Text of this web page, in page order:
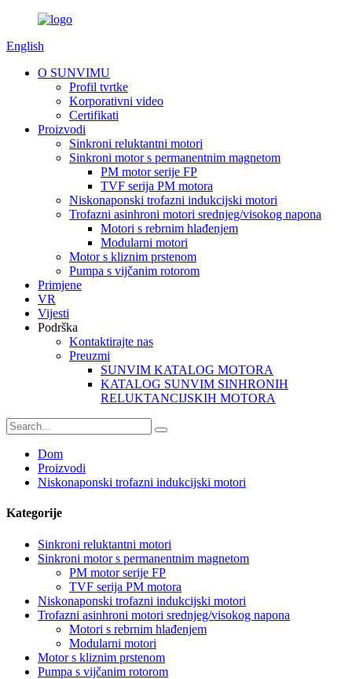
English
O SUNVIMU
Profil tvrtke
Korporativni video
Certifikati
Proizvodi
Sinkroni reluktantni motori
Sinkroni motor s permanentnim magnetom
PM motor serije FP
TVF serija PM motora
Niskonaponski trofazni indukcijski motori
Trofazni asinhroni motori srednjeg/visokog napona
Motori s rebrnim hlađenjem
Modularni motori
Motor s kliznim prstenom
Pumpa s vijčanim rotorom
Primjene
VR
Vijesti
Podrška
Kontaktirajte nas
Preuzmi
SUNVIM KATALOG MOTORA
KATALOG SUNVIM SINHRONIH
RELUKTANCIJSKIH MOTORA
Dom
Proizvodi
Niskonaponski trofazni indukcijski motori
Kategorije
Sinkroni reluktantni motori
Sinkroni motor s permanentnim magnetom
PM motor serije FP
TVF serija PM motora
Niskonaponski trofazni indukcijski motori
Trofazni asinhroni motori srednjeg/visokog napona
Motori s rebrnim hlađenjem
Modularni motori
Motor s kliznim prstenom
Pumpa s vijčanim rotorom